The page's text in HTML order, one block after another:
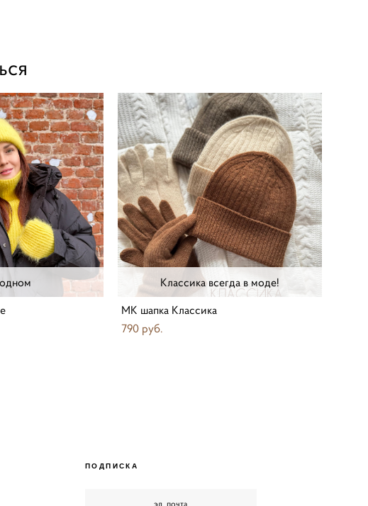
Классика всегда в моде!
МК шапка Классика
790 pуб.
ПОДПИСКА